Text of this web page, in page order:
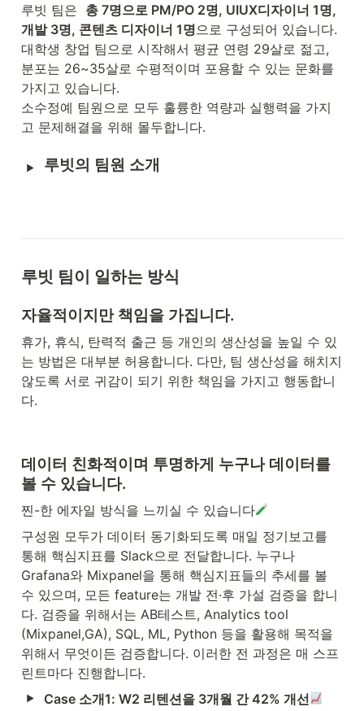
루빗 팀은 총 7명으로 PM/PO 2명, UIUX디자이너 1명,
개발 3명, 콘텐츠 디자이너 1명으로 구성되어 있습니다.
대학생 창업 팀으로 시작해서 평균 연령 29살로 젊고,
분포는 26~35살로 수평적이며 포용할 수 있는 문화를
가지고 있습니다.
소수정예 팀원으로 모두 훌륭한 역량과 실행력을 가지
고 문제해결을 위해 몰두합니다.
루빗의 팀원 소개
루빗 팀이 일하는 방식
자율적이지만 책임을 가집니다.
휴가, 휴식, 탄력적 출근 등 개인의 생산성을 높일 수 있
는 방법은 대부분 허용합니다. 다만, 팀 생산성을 해치지
않도록 서로 귀감이 되기 위한 책임을 가지고 행동합니
다.
데이터 친화적이며 투명하게 누구나 데이터를
볼 수 있습니다.
찐-한 에자일 방식을 느끼실 수 있습니다
구성원 모두가 데이터 동기화되도록 매일 정기보고를
통해 핵심지표를 Slack으로 전달합니다. 누구나
Grafana와 Mixpanel을 통해 핵심지표들의 추세를 볼
수 있으며, 모든 feature는 개발 전·후 가설 검증을 합니
다. 검증을 위해서는 AB테스트, Analytics tool
(Mixpanel,GA), SQL, ML, Python 등을 활용해 목적을
위해서 무엇이든 검증합니다. 이러한 전 과정은 매 스프
린트마다 진행합니다.
Case 소개1: W2 리텐션을 3개월 간 42% 개선